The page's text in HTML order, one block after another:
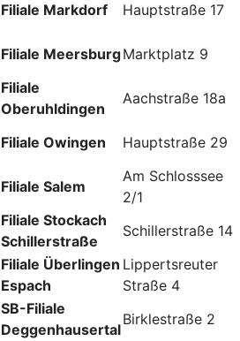
Filiale Markdorf
Hauptstraße 17
Filiale MeersburgMarktplatz 9
Filiale
Oberuhldingen
Aachstraße 18a
Filiale Owingen
Hauptstraße 29
Filiale Salem
Am Schlosssee
2/1
Filiale Stockach
Schillerstraße
Schillerstraße 14
Filiale Überlingen
Espach
Lippertsreuter
Straße 4
SB-Filiale
Deggenhausertal
Birklestraße 2